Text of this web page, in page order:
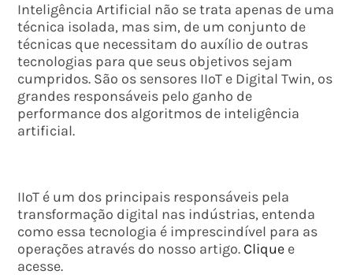
Inteligência Artificial não se trata apenas de uma
técnica isolada, mas sim, de um conjunto de
técnicas que necessitam do auxílio de outras
tecnologias para que seus objetivos sejam
cumpridos. São os sensores IIoT e Digital Twin, os
grandes responsáveis pelo ganho de
performance dos algoritmos de inteligência
artificial.
IIoT é um dos principais responsáveis pela
transformação digital nas indústrias, entenda
como essa tecnologia é imprescindível para as
operações através do nosso artigo. Clique e
acesse.